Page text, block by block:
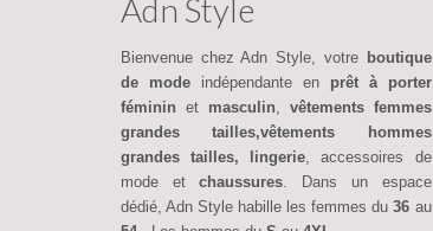
Adn Style
Bienvenue chez Adn Style, votre boutique
de modeindépendante en prêt à porter
féminin et masculin, vêtements femmes
grandes tailles,vêtements hommes
grandes tailles,
lingerie, accessoires de
mode etchaussures. Dans un espace
dédié, Adn Style habille les femmes du36 au